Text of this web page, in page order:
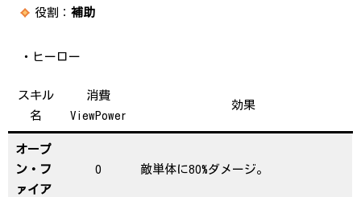
役割： 補助
・ヒーロー
スキル
名
消費
ViewPower
効果
オープ
ン・フ
ァイア
0 敵単体に80%ダメージ。